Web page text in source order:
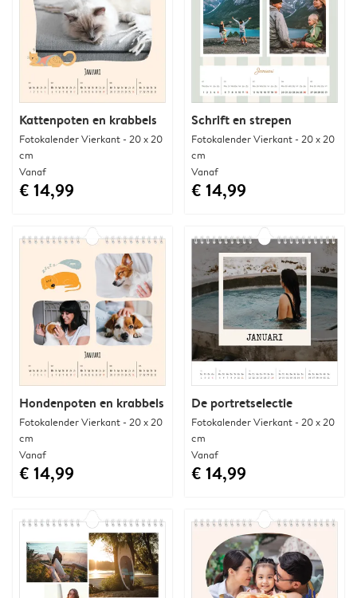
Kattenpoten en krabbels
Fotokalender Vierkant - 20 x 20
cm
Vanaf
€ 14,99
Schrift en strepen
Fotokalender Vierkant - 20 x 20
cm
Vanaf
€ 14,99
Hondenpoten en krabbels
Fotokalender Vierkant - 20 x 20
cm
Vanaf
€ 14,99
De portretselectie
Fotokalender Vierkant - 20 x 20
cm
Vanaf
€ 14,99